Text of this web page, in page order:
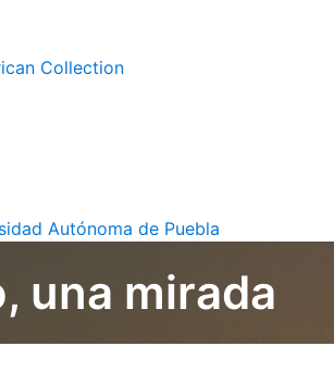
Collection
Autónoma de Puebla
una mirada